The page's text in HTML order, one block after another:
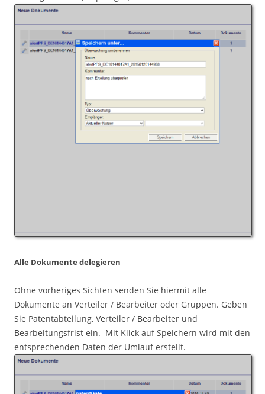
Alle Dokumente delegieren
Ohne vorheriges Sichten senden Sie hiermit alle
Dokumente an Verteiler / Bearbeiter oder Gruppen. Geben
Sie Patentabteilung, Verteiler / Bearbeiter und
Bearbeitungsfrist ein. Mit Klick auf Speichern wird mit den
entsprechenden Daten der Umlauf erstellt.